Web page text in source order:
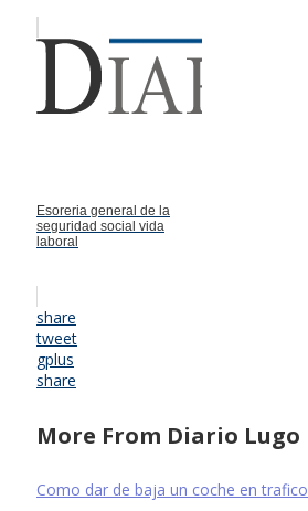
Esoreria general de la
seguridad social vida
laboral
share
tweet
gplus
share
More From Diario Lugo
Como dar de baja un coche en trafico